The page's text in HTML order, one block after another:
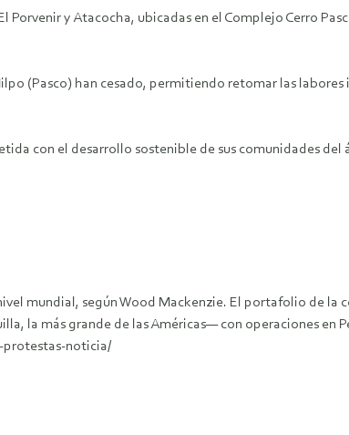
y Atacocha, ubicadas en el Complejo Cerro
(Pasco) han cesado, permitiendo retomar las
con el desarrollo sostenible de sus comunidades del
mundial, según Wood Mackenzie. El portafolio de la
la más grande de las Américas— con operaciones en
protestas-noticia/